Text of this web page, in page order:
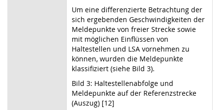
Um eine differenzierte Betrachtung der
sich ergebenden Geschwindigkeiten der
Meldepunkte von freier Strecke sowie
mit möglichen Einflüssen von
Haltestellen und LSA vornehmen zu
können, wurden die Meldepunkte
klassifiziert (siehe Bild 3).
Bild 3: Haltestellenabfolge und
Meldepunkte auf der Referenzstrecke
(Auszug) [12]